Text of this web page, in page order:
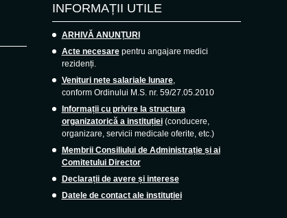
INFORMAȚII UTILE
ARHIVĂ ANUNȚURI
Acte necesarepentru angajare medici
rezidenți.
Venituri nete salariale lunare,
conform Ordinului M.S. nr. 59/27.05.2010
Informații cu privire la structura
organizatorică a instituției(conducere,
organizare, servicii medicale oferite, etc.)
Membrii Consiliului de Administrație și ai
Comitetului Director
Declarații de avere și interese
Datele de contact ale instituției